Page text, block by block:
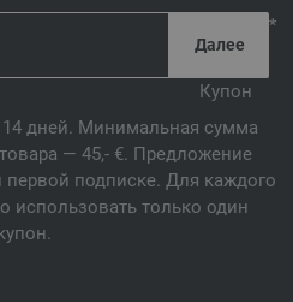
*
Купон
14 дней. Минимальная сумма
— 45,- €. Предложение
первой подписке. Для каждого
использовать только один